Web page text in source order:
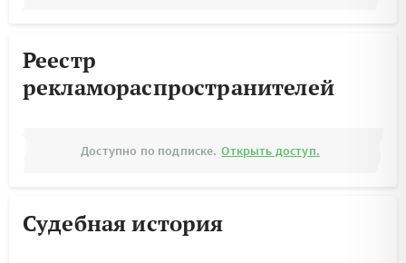
Реестр
рекламораспространителей
Доступно по подписке. Открыть доступ.
Судебная история